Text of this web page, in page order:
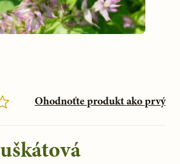
Ohodnoťte produkt ako prvý